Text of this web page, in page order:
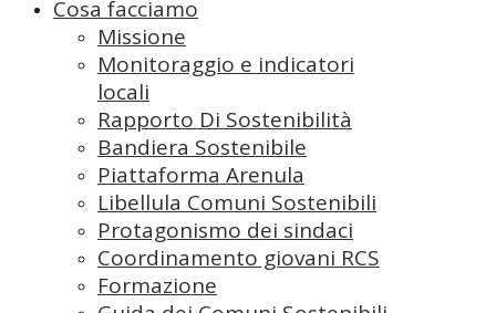
Cosa facciamo
Missione
Monitoraggio e indicatori
locali
Rapporto Di Sostenibilità
Bandiera Sostenibile
Piattaforma Arenula
Libellula Comuni Sostenibili
Protagonismo dei sindaci
Coordinamento giovani RCS
Formazione